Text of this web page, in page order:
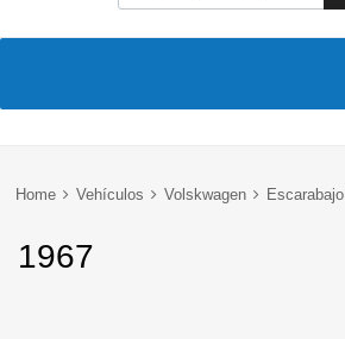
Home Vehículos Volskwagen Escarabajo
1967